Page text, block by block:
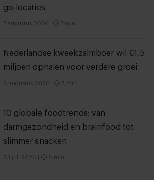
go-locaties
7 augustus 2026 7 min
Nederlandse kweekzalmboer wil €1,5
miljoen ophalen voor verdere groei
6 augustus 2026 5 min
10 globale foodtrends: van
darmgezondheid en brainfood tot
slimmer snacken
23 juli 2026 6 min